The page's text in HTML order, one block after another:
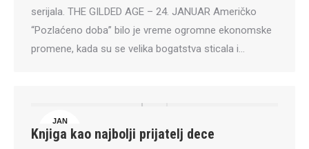
serijala. THE GILDED AGE – 24. JANUAR Američko
“Pozlaćeno doba” bilo je vreme ogromne ekonomske
promene, kada su se velika bogatstva sticala i…
JAN
23
Knjiga kao najbolji prijatelj dece